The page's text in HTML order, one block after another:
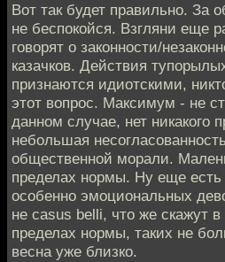
Вот так будет правильно. За
не беспокойся. Взгляни еще
говорят о законности/
казачков. Действия
признаются идиотскими,
этот вопрос. Максимум - не
данном случае, нет никакого
небольшая
общественной морали.
пределах нормы. Ну еще есть
особенно эмоциональных
не casus belli, что же скажут
пределах нормы, таких не
весна уже близко.